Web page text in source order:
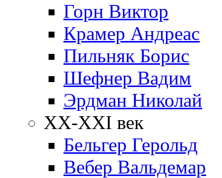
Горн Виктор
Крамер Андреас
Пильняк Борис
Шефнер Вадим
Эрдман Николай
ХХ-XXI век
Бельгер Герольд
Вебер Вальдемар